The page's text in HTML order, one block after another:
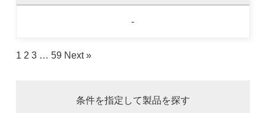
-
1 2 3 … 59 Next »
条件を指定して製品を探す